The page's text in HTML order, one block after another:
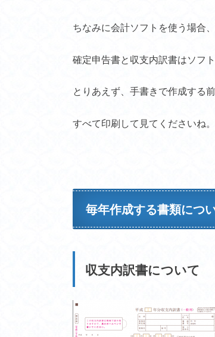
ちなみに会計ソフトを使う場合、
確定申告書と収支内訳書はソフ
とりあえず、手書きで作成する
すべて印刷して見てくださいね
毎年作成する書類につ
収支内訳書について